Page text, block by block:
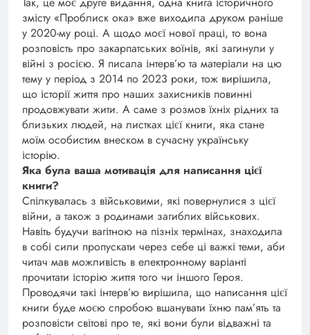
змісту «Проблиск ока» вже виходила друком раніше
у 2020-му році. А щодо моєї нової праці, то вона
розповість про закарпатських воїнів, які загинули у
війні з росією. Я писала інтерв’ю та матеріали на цю
тему у період з 2014 по 2023 роки, тож вирішила,
що історії життя про наших захисників повинні
продовжувати жити. А саме з розмов їхніх рідних та
близьких людей, на листках цієї книги, яка стане
моїм особистим внеском в сучасну українську
історію.
Яка була ваша мотивація для написання цієї
книги?
Спілкувалась з військовими, які повернулися з цієї
війни, а також з родинами загиблих військових.
Навіть будучи вагітною на пізніх термінах, знаходила
в собі сили пропускати через себе ці важкі теми, аби
читач мав можливість в електронному варіанті
прочитати історію життя того чи іншого Героя.
Проводячи такі інтерв’ю вирішила, що написання цієї
книги буде моєю спробою вшанувати їхню пам’ять та
розповісти світові про те, які вони були відважні та